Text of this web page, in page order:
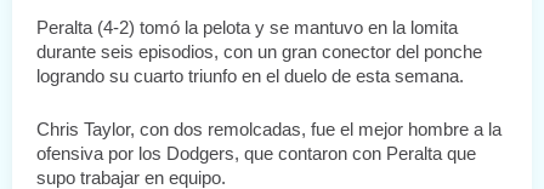
Peralta (4-2) tomó la pelota y se mantuvo en la lomita
durante seis episodios, con un gran conector del ponche
logrando su cuarto triunfo en el duelo de esta semana.
Chris Taylor, con dos remolcadas, fue el mejor hombre a la
ofensiva por los Dodgers, que contaron con Peralta que
supo trabajar en equipo.